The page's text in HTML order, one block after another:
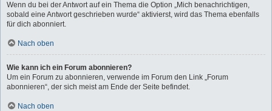
Wenn du bei der Antwort auf ein Thema die Option „Mich benachrichtigen,
sobald eine Antwort geschrieben wurde“ aktivierst, wird das Thema ebenfalls
für dich abonniert.
Nach oben
Wie kann ich ein Forum abonnieren?
Um ein Forum zu abonnieren, verwende im Forum den Link „Forum
abonnieren“, der sich meist am Ende der Seite befindet.
Nach oben